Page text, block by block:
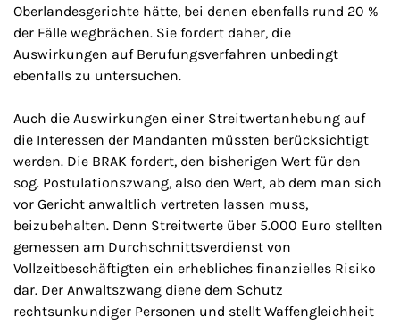
Oberlandesgerichte hätte, bei denen ebenfalls rund 20 %
der Fälle wegbrächen. Sie fordert daher, die
Auswirkungen auf Berufungsverfahren unbedingt
ebenfalls zu untersuchen.
Auch die Auswirkungen einer Streitwertanhebung auf
die Interessen der Mandanten müssten berücksichtigt
werden. Die BRAK fordert, den bisherigen Wert für den
sog. Postulationszwang, also den Wert, ab dem man sich
vor Gericht anwaltlich vertreten lassen muss,
beizubehalten. Denn Streitwerte über 5.000 Euro stellten
gemessen am Durchschnittsverdienst von
Vollzeitbeschäftigten ein erhebliches finanzielles Risiko
dar. Der Anwaltszwang diene dem Schutz
rechtsunkundiger Personen und stellt Waffengleichheit